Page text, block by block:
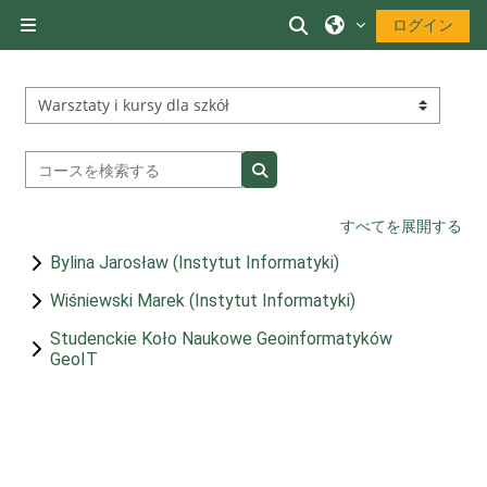
検索入力に切り替
ログイン
コースカテゴリ
コースを検索する
コースを検索する
すべてを展開する
Bylina Jarosław (Instytut Informatyki)
Wiśniewski Marek (Instytut Informatyki)
Studenckie Koło Naukowe Geoinformatyków
GeoIT